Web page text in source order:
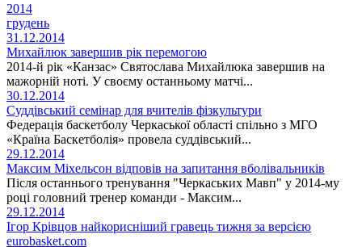
2014
грудень
31.12.2014
Михайлюк завершив рік перемогою
2014-й рік «Канзас» Святослава Михайлюка завершив на
мажорній ноті. У своєму останньому матчі...
30.12.2014
Суддівський семінар для вчителів фізкультури
Федерація баскетболу Черкаської області спільно з МГО
«Країна Баскетболія» провела суддівський...
29.12.2014
Максим Міхельсон відповів на запитання вболівальників
Після останнього тренування "Черкаських Мавп" у 2014-му
році головний тренер команди - Максим...
29.12.2014
Ігор Крівцов найкорисніший гравець тижня за версією
eurobasket.com